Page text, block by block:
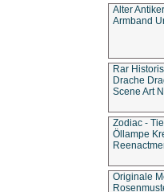
Alter
Armband
Rar
Drache
Scene Art
Zodiac -
Öllampe
Originale